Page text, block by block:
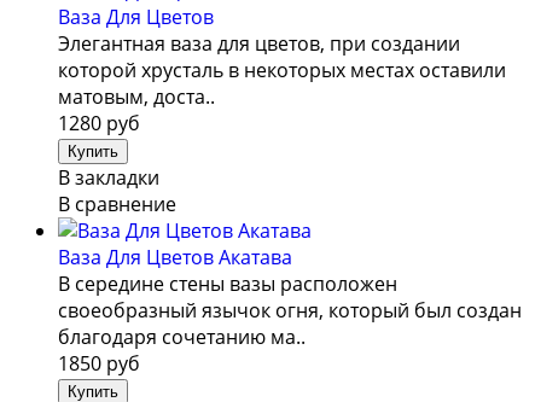
Ваза Для Цветов
Элегантная ваза для цветов, при создании
которой хрусталь в некоторых местах оставили
матовым, доста..
1280 руб
В закладки
В сравнение
Ваза Для Цветов Акатава
В середине стены вазы расположен
своеобразный язычок огня, который был создан
благодаря сочетанию ма..
1850 руб